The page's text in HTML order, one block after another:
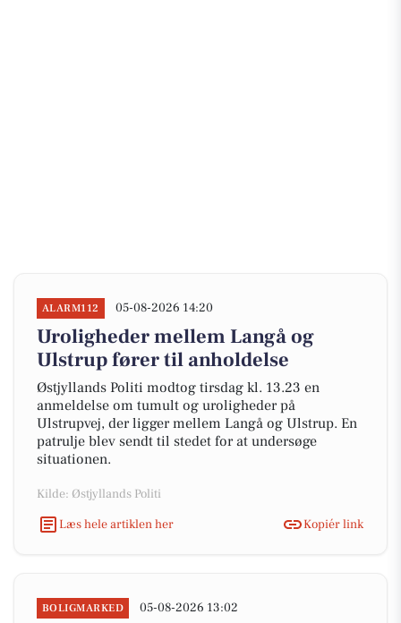
ALARM112 05-08-2026 14:20
Uroligheder mellem Langå og
Ulstrup fører til anholdelse
Østjyllands Politi modtog tirsdag kl. 13.23 en
anmeldelse om tumult og uroligheder på
Ulstrupvej, der ligger mellem Langå og Ulstrup. En
patrulje blev sendt til stedet for at undersøge
situationen.
Kilde: Østjyllands Politi
Læs hele artiklen her
Kopiér link
BOLIGMARKED 05-08-2026 13:02